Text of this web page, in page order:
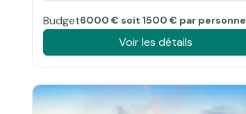
Budget6000 € soit 1500 € par personne
Voir les détails